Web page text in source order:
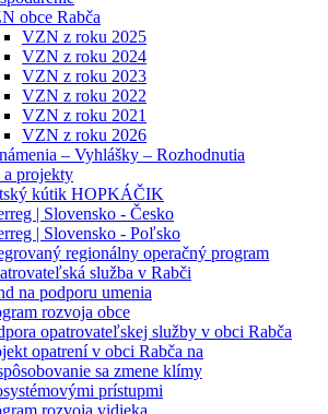
obce Rabča
VZN z roku 2025
VZN z roku 2024
VZN z roku 2023
VZN z roku 2022
VZN z roku 2021
VZN z roku 2026
– Vyhlášky – Rozhodnutia
a projekty
kútik HOPKÁČIK
| Slovensko - Česko
| Slovensko - Poľsko
regionálny operačný program
služba v Rabči
na podporu umenia
rozvoja obce
opatrovateľskej služby v obci Rabča
opatrení v obci Rabča na
sa zmene klímy
prístupmi
rozvoja vidieka